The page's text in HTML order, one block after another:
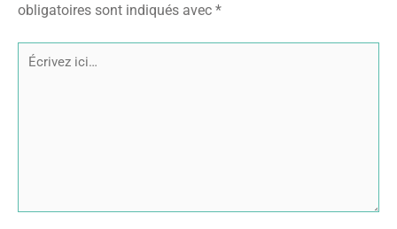
obligatoires sont indiqués avec *
Écrivez